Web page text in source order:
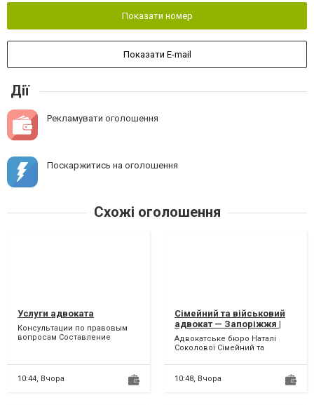
Показати номер
Показати E-mail
Дії
Рекламувати оголошення
Поскаржитись на оголошення
Схожі оголошення
Услуги адвоката
Консультации по правовым
вопросам Составление
Пре...
10:44, Вчора
Сімейний та військовий
адвокат — Запоріжжя |
Київ
Адвокатське бюро Наталі
Соколової Сімейний та
Запоріжжя, Київ Коли життя
ст...
10:48, Вчора